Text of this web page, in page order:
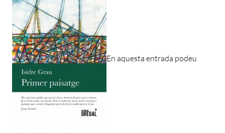
En aquesta entrada podeu